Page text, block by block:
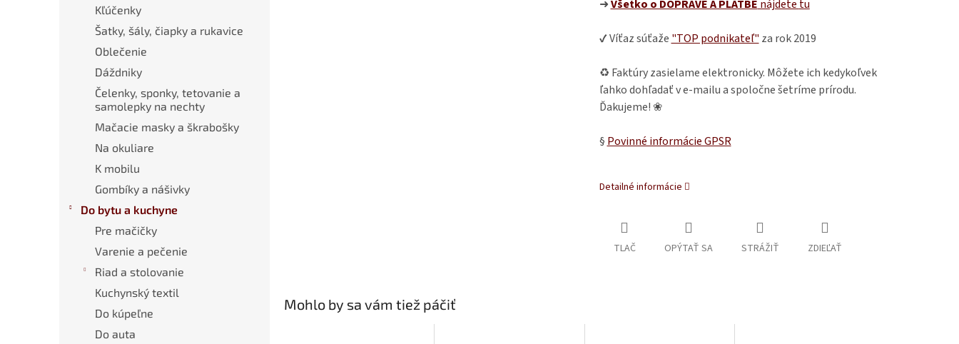
Kľúčenky
Šatky, šály, čiapky a rukavice
Oblečenie
Dáždniky
Čelenky, sponky, tetovanie a
samolepky na nechty
Mačacie masky a škrabošky
Na okuliare
K mobilu
Gombíky a nášivky
Do bytu a kuchyne
Pre mačičky
Varenie a pečenie
Riad a stolovanie
Kuchynský textil
Do kúpeľne
Do auta
➜Všetko o DOPRAVE A PLATBE nájdete tu
✔ Víťaz súťaže "TOP podnikateľ" za rok 2019
♻ Faktúry zasielame elektronicky. Môžete ich kedykoľvek
ľahko dohľadať v e-mailu a spoločne šetríme prírodu.
Ďakujeme! ❀
§ Povinné informácie GPSR
Detailné informácie
TLAČ OPÝTAŤ SA STRÁŽIŤ ZDIEĽAŤ
Mohlo by sa vám tiež páčiť